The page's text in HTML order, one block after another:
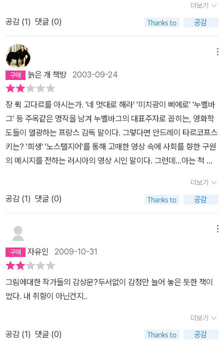
이 그림은 1930년대 부인이 다니던 포르토 베키오의 오래된 학교의
안뜰이기도 하다. 작가의 이름은 맨 아래에 나와 있고, 독자로 하여금,
려로, 작가 이름따위는 신경쓰지 않고 책장을 넘길 수 있었다. 다만,
글과 그림의 기가막힌 하모니를 볼 때에는 부러 눈을 아래로 돌려 작
가 이름을 확인한다. 이 그림과 글 날은 뜨겁다. 저 남자는 책을 읽고
있다- 그러나 그가 무슨 책을 읽고 있는지 우리는 결코 알지 못하게
될 것이다. 새는 배가 고프다. 평평한 육지가 저 멀리 보인다. 새는 몇
차례 원을 그리며 돈다- 이것이 그림이 존재하는 이유이다. 존 버거
미스테리를 좋아하는 나의 이 미스테리한 그림은 오르한 파묵의 글과
함께한다. 요즘 아주 머리 쥐어뜯으며 한장한장 읽어내고 있는 '새로
운 인생'과 겹친다. 생명을 가진 책. 작가의 영혼이( 마음이) 담겨 있
로서의 '책' 유명한 작가(미셸 투르니에)의 글이라서가 아니라, 저 눈
밭의 테이블이 너무 맘에 들어서가 아니라, 책을 자기키보다 더 높게
쌓아 올린 쟁반을 서빙하는 웨이터때문이 아니라, 순전히 이 글의 제
목 때문에 나는 이 장이 맘에 든다. '조르주 심농의 마지막 날' 달빛아
래 잔디위에 책을 이불삼아 잠드.는건 수잔 손탁이고 형광등 불빛아
래 오래된 싱글침대 위에 책을 이불삼아 잠드.는건 나다. 책을 읽다가
저렇게 펼쳐서 허리, 엉덩이, 어깨 등 잠결에 손 닿는대로 몸 위에 얹
고, 아니 덮고 잠이 든다. 초생달을 물고 있는 책 'LUNA' 맘에 드는 이
미지다. 독특하고 환상적인 책이다. Buchholz의 BuchBilder Buc
답장이 없었다. 한저 출판사에 알아보니 그는 전화도 없다고 한다. 나
는 이제 그의 그림들에서만 그를 만나고 있다. 그림들은 점점 더 역설
은 가방이랄지, 누추한 혹은 한 보따리만큼의 그의 인생이랄지를 오
른 손에 들고 길 위에 서 있는 한 젊은이의 그림을 놓고 '같은 장소에
서 두 밤을 지내는 적은 결코 없는' 한 남자 이야기를 써 나간다. 그 말
없음, 그 흔적없음, 그 욕심없음에서 도(道)가 느껴진다. 아직도 이룰
수 있는 꿈...117페이지. 책을 가득 실은 거룻배를 저어 한 사람이 바
다를 향해 간다. 그 그림자로 보아 저녁인 듯도 하고 해 뜰 무렵인 듯
도 하다. 새벽 바다와 초저녁 바다는 닮았다. 파도가 잦아들고 일순 멈
춘 듯, 푸른빛을 잠시 가시고 은회색이 된다. 새벽이든 어스름이든 어
디론가 간다는 것, 위태하기 짝이 없는 책들을 싣고서. 그러나 그 사람
의 뒷모습은 평안해 보인다.몸에 병이 있어 조심하지 않으면 실명할
지도 모른다는 말을 들었을 때, 차라리 팔 하나가 없는 편이 낫겠다 싶
을 만큼 절망했다는 어떤 친구의 말이 생각난다. 활자 중독증처럼, 삶
에서 가장 큰 즐거움을 책과 글에서 찾아, 읽고 쓰는 일로 업을 삼고
취미를 삼고 인생으로 삼은 이들에게 책은 환상이요 꿈이요, 꿈 속에
젓는 나의 모습이 천천히 바다 끝 어디론가 가리라.
더보기
공감 (1) 댓글 (0)
늙은 개 책방 2003-09-24
장 뤽 고다르를 아시는가. '네 멋대로 해라' '미치광이 삐에로' '누벨바
그' 등 주옥같은 명작을 남겨 누벨바그의 대표주자로 꼽히는, 영화학
도들이 열광하는 프랑스 감독 말이다. 그렇다면 안드레이 타르코프스
키는? '희생' '노스탤지어'를 통해 고매한 영상 속에 사회를 향한 구원
의 메시지를 전하는 러시아의 영상 시인 말이다. 그런데...아는 척 하
했다. 그냥 못 본 것이 아니고 '끝까지' 보지 못한 것이다. ㅠ0ㅠ (괴테
의 파우스트처럼!!)누벨바그란 장면의 비약적 전개,완결되지 않은 스
토리,영상의 감각적 표현 등을 중시하는 프랑스 영화의 신기류라는
데, 이 책 <책그림책>이 독자에겐 누벨바그 바로 그 자체였다. @,@
아랫줄이 헷갈리는 문장, 다 읽고도 정리되지 않는 내용, 그러나...이
해 못했다 하면 무식하다 소리 들을 것 같은 불길한 예감까지!! -_-+
+밀란 쿤데라 등 (그 밖에도 다 유명한 사람들이라는데 독자는 몰르
는 사람였다. 무식무식..) 유명 작가들이 책에 관한 자신의 심상을 적
고, 그림의 시인 '크빈트 부흐홀츠' (발음하기 무지 어렵다)가 그림을
그린 이 책은 독자에겐 너무나 참을 수 없는 존재의 무거움 그 자체였
더보기
공감 (1) 댓글 (0)
자유인 2009-10-31
그림에대한 작가들의 감상문?두서없이 감정만 늘어 놓은 듯한 책이
었다. 내 취향이 아닌건지..
더보기
공감 (1) 댓글 (0)